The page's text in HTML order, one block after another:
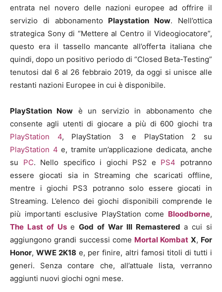
entrata nel novero delle nazioni europee ad offrire il
servizio di abbonamento Playstation Now. Nell’ottica
strategica Sony di “Mettere al Centro il Videogiocatore”,
questo era il tassello mancante all’offerta italiana che
quindi, dopo un positivo periodo di “Closed Beta-Testing”
tenutosi dal 6 al 26 febbraio 2019, da oggi si unisce alle
restanti nazioni Europee in cui è disponibile.
PlayStation Now è un servizio in abbonamento che
consente agli utenti di giocare a più di 600 giochi tra
PlayStation 4, PlayStation 3 e PlayStation 2 su
PlayStation 4 e, tramite un’applicazione dedicata, anche
su PC. Nello specifico i giochi PS2 e PS4 potranno
essere giocati sia in Streaming che scaricati offline,
mentre i giochi PS3 potranno solo essere giocati in
Streaming. L’elenco dei giochi disponibili comprende le
più importanti esclusive PlayStation come Bloodborne,
The Last of UseGod of War III Remastered a cui si
aggiungono grandi successi come Mortal Kombat X, For
Honor,WWE 2K18 e, per finire, altri famosi titoli di tutti i
generi. Senza contare che, all’attuale lista, verranno
aggiunti nuovi giochi ogni mese.